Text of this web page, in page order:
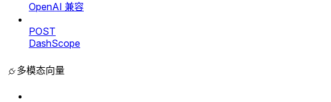
OpenAI 兼容
POST
DashScope
多模态向量